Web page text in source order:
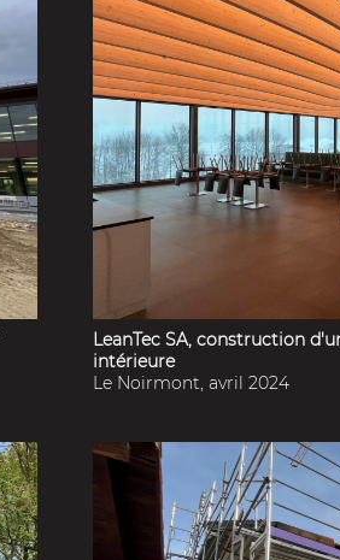
LeanTec SA, construction
intérieure
Le Noirmont, avril 2024